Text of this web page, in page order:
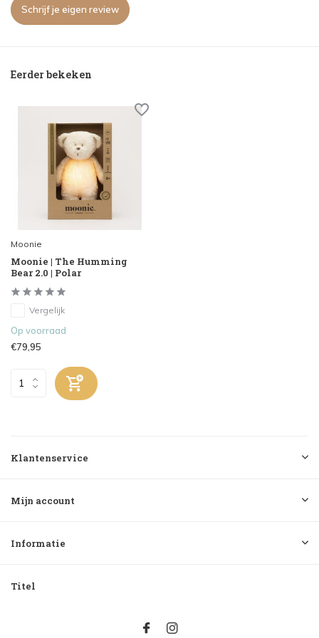
Schrijf je eigen review
Eerder bekeken
Moonie
Moonie | The Humming
Bear 2.0 | Polar
Vergelijk
Op voorraad
€79,95
Klantenservice
Mijn account
Informatie
Titel